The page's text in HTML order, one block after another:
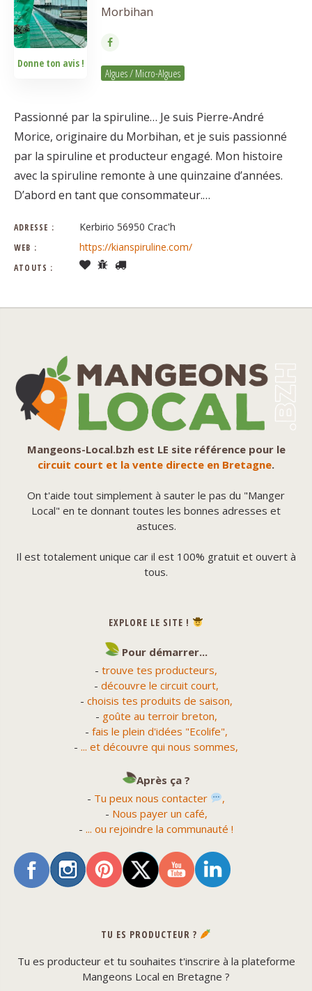
Donne ton avis !
Morbihan
Algues / Micro-Algues
Passionné par la spiruline… Je suis Pierre-André
Morice, originaire du Morbihan, et je suis passionné
par la spiruline et producteur engagé. Mon histoire
avec la spiruline remonte à une quinzaine d’années.
D’abord en tant que consommateur.…
ADRESSE : Kerbirio 56950 Crac'h
WEB : https://kianspiruline.com/
ATOUTS :
Mangeons-Local.bzh est LE site référence pour le
circuit court et la vente directe en Bretagne.
On t'aide tout simplement à sauter le pas du "Manger
Local" en te donnant toutes les bonnes adresses et
astuces.
Il est totalement unique car il est 100% gratuit et ouvert à
tous.
EXPLORE LE SITE !
Pour démarrer...
- trouve tes producteurs,
- découvre le circuit court,
- choisis tes produits de saison,
- goûte au terroir breton,
- fais le plein d'idées "Ecolife",
- ... et découvre qui nous sommes,
Après ça ?
- Tu peux nous contacter
,
- Nous payer un café,
- ... ou rejoindre la communauté !
TU ES PRODUCTEUR ?
Tu es producteur et tu souhaites t'inscrire à la plateforme
Mangeons Local en Bretagne ?